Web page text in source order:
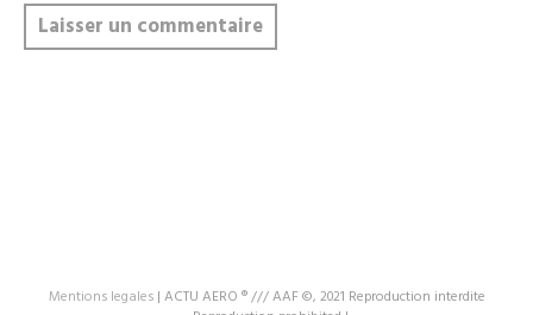
Mentions legales | ACTU AERO ® /// AAF ©, 2021 Reproduction interdite